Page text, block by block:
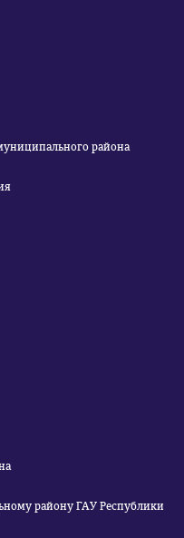
района
району ГАУ Республики